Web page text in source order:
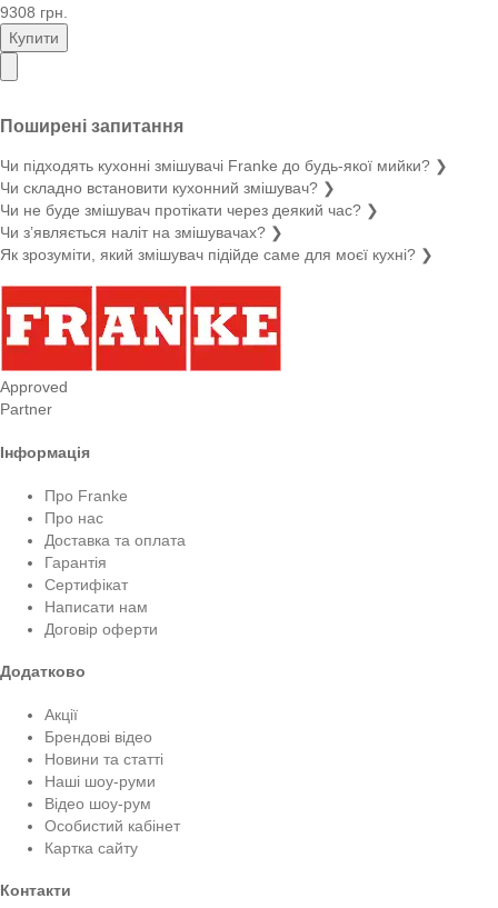
9308 грн.
Купити
Поширені запитання
Чи підходять кухонні змішувачі Franke до будь-якої мийки? ❯
Чи складно встановити кухонний змішувач? ❯
Чи не буде змішувач протікати через деякий час? ❯
Чи з’являється наліт на змішувачах? ❯
Як зрозуміти, який змішувач підійде саме для моєї кухні? ❯
Approved
Partner
Інформація
Про Franke
Про нас
Доставка та оплата
Гарантія
Сертифікат
Написати нам
Договір оферти
Додатково
Акції
Брендові відео
Новини та статті
Наші шоу-руми
Відео шоу-рум
Особистий кабінет
Картка сайту
Контакти